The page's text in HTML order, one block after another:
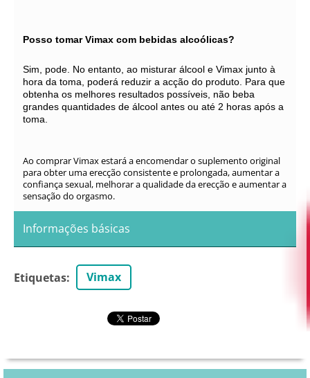
Posso tomar Vimax com bebidas alcoólicas?
Sim, pode. No entanto, ao misturar álcool e Vimax junto à
hora da toma, poderá reduzir a acção do produto. Para que
obtenha os melhores resultados possíveis, não beba
grandes quantidades de álcool antes ou até 2 horas após a
toma.
Ao comprar Vimax estará a encomendar o suplemento original
para obter uma erecção consistente e prolongada, aumentar a
confiança sexual, melhorar a qualidade da erecção e aumentar a
sensação do orgasmo.
Informações básicas
Etiquetas: Vimax